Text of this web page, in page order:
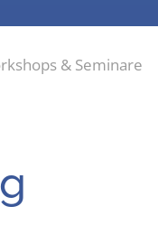
& Seminare